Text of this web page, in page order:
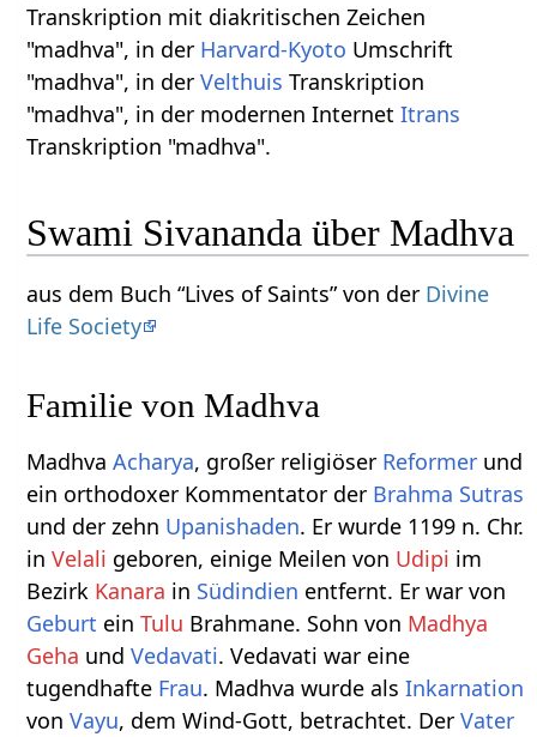
Transkription mit diakritischen Zeichen
"madhva", in der Harvard-Kyoto Umschrift
"madhva", in derVelthuis Transkription
"madhva", in der modernen InternetItrans
Transkription "madhva".
Swami Sivananda über Madhva
aus dem Buch “Lives of Saints” von der Divine
Life Society
Familie von Madhva
MadhvaAcharya, großer religiöser Reformer und
ein orthodoxer Kommentator der Brahma Sutras
und der zehn Upanishaden. Er wurde 1199 n. Chr.
inVelali geboren, einige Meilen von Udipi im
Bezirk Kanara in Südindien entfernt. Er war von
Geburt einTulu Brahmane. Sohn von Madhya
Geha undVedavati. Vedavati war eine
tugendhafte Frau. Madhva wurde alsInkarnation
vonVayu, dem Wind-Gott, betrachtet. DerVater